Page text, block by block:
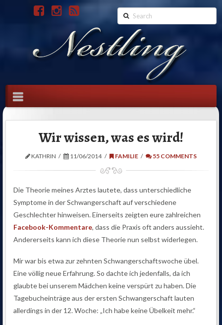
Search
Navigation
Wir wissen, was es wird!
KATHRIN 11/06/2014 FAMILIE 55 COMMENTS
Die Theorie meines Arztes lautete, dass unterschiedliche
Symptome in der Schwangerschaft auf verschiedene
Geschlechter hinweisen. Einerseits zeigten eure zahlreichen
Facebook-Kommentare, dass die Praxis oft anders aussieht.
Andererseits kann ich diese Theorie nun selbst widerlegen.
Mir war bis etwa zur zehnten Schwangerschaftswoche übel.
Eine völlig neue Erfahrung. So dachte ich jedenfalls, da ich
glaubte bei unserem Mädchen keine verspürt zu haben. Die
Tagebucheinträge aus der ersten Schwangerschaft lauten
allerdings in der 12. Woche: „Ich habe keine Übelkeit mehr.“